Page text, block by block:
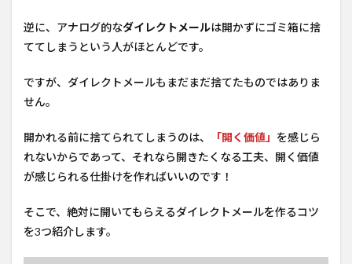
逆に、アナログ的なダイレクトメールは開かずにゴミ箱に捨
ててしまうという人がほとんどです。
ですが、ダイレクトメールもまだまだ捨てたものではありま
せん。
開かれる前に捨てられてしまうのは、 「開く価値」 を感じら
れないからであって、それなら開きたくなる工夫、開く価値
が感じられる仕掛けを作ればいいのです！
そこで、絶対に開いてもらえるダイレクトメールを作るコツ
を3つ紹介します。